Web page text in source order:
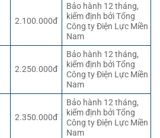
2.100.000đ
Bảo hành 12 tháng,
kiểm định bởi Tổng
Công ty Điện Lực Miền
Nam
2.250.000đ
Bảo hành 12 tháng,
kiểm định bởi Tổng
Công ty Điện Lực Miền
Nam
2.350.000đ
Bảo hành 12 tháng,
kiểm định bởi Tổng
Công ty Điện Lực Miền
Nam